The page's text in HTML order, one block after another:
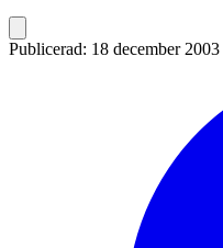
Publicerad: 18 december 2003